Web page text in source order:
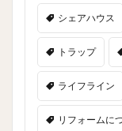
シェアハウス
トラップ
ライフライン
リフォームに